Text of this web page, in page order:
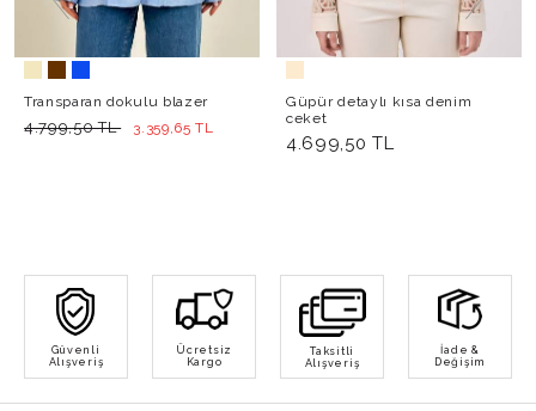
Transparan dokulu blazer
4.799,50 TL 3.359,65 TL
Güpür detaylı kısa denim
ceket
4.699,50 TL
Güvenli
Alışveriş
Ücretsiz
Kargo
Taksitli
Alışveriş
İade &
Değişim